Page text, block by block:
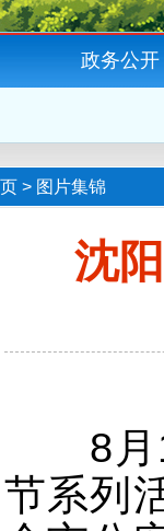
政务公开
> 图片集锦
沈
8月
节系列